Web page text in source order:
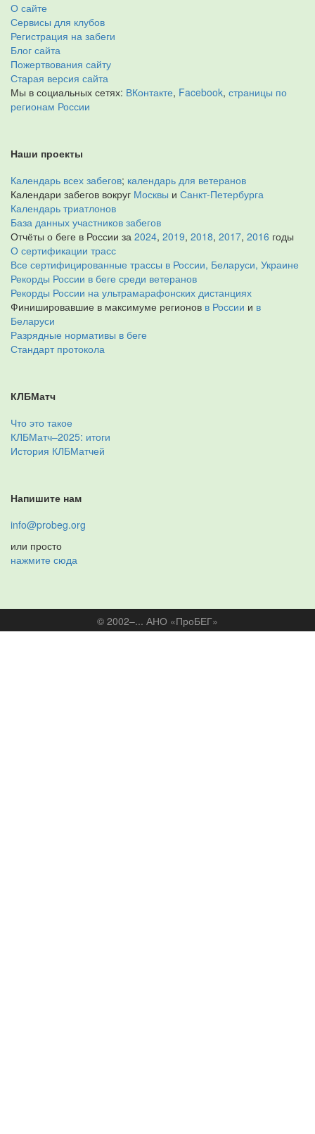
О сайте
Сервисы для клубов
Регистрация на забеги
Блог сайта
Пожертвования сайту
Старая версия сайта
Мы в социальных сетях: ВКонтакте, Facebook, страницы по
регионам России
Наши проекты
Календарь всех забегов; календарь для ветеранов
Календари забегов вокруг Москвы и Санкт-Петербурга
Календарь триатлонов
База данных участников забегов
Отчёты о беге в России за 2024, 2019, 2018, 2017, 2016 годы
О сертификации трасс
Все сертифицированные трассы в России, Беларуси, Украине
Рекорды России в беге среди ветеранов
Рекорды России на ультрамарафонских дистанциях
Финишировавшие в максимуме регионов в России и в
Беларуси
Разрядные нормативы в беге
Стандарт протокола
КЛБМатч
Что это такое
КЛБМатч–2025: итоги
История КЛБМатчей
Напишите нам
info@probeg.org
или просто
нажмите сюда
© 2002–... АНО «ПроБЕГ»